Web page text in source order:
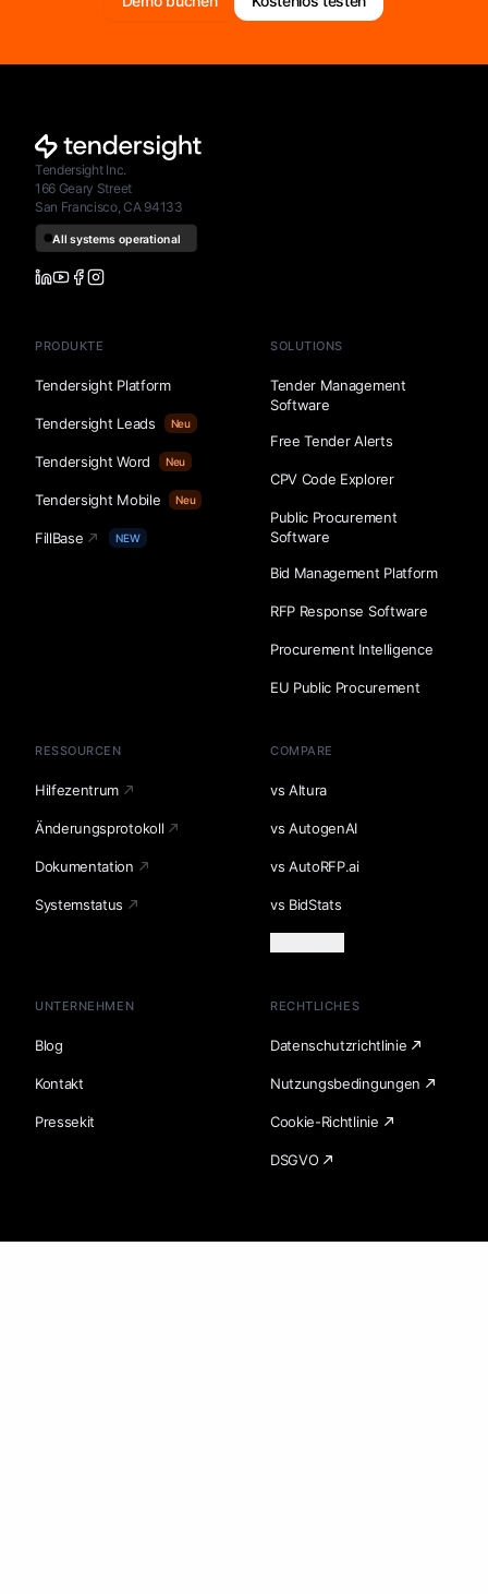
Tendersight Inc.
166 Geary Street
San Francisco, CA 94133
PRODUKTE
Tendersight Platform
Tendersight Leads Neu
Tendersight Word Neu
Tendersight Mobile Neu
FillBase NEW
SOLUTIONS
Tender Management
Software
Free Tender Alerts
CPV Code Explorer
Public Procurement
Software
Bid Management Platform
RFP Response Software
Procurement Intelligence
EU Public Procurement
RESSOURCEN
Hilfezentrum
Änderungsprotokoll
Dokumentation
Systemstatus
COMPARE
vs Altura
vs AutogenAI
vs AutoRFP.ai
vs BidStats
UNTERNEHMEN
Blog
Kontakt
Pressekit
RECHTLICHES
Datenschutzrichtlinie
Nutzungsbedingungen
Cookie-Richtlinie
DSGVO